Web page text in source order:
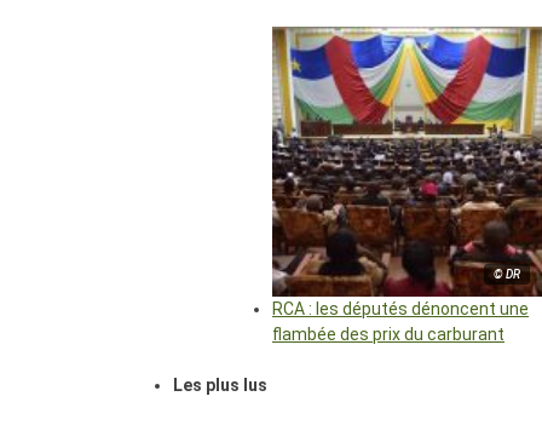
© DR
RCA : les députés dénoncent une
flambée des prix du carburant
Les plus lus